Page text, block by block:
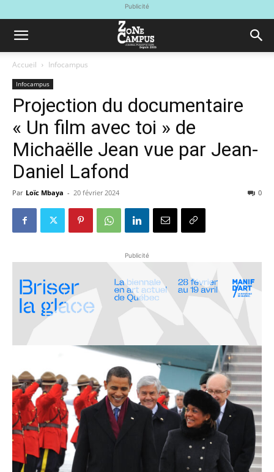
Publicité
Accueil Infocampus
Infocampus
Projection du documentaire
« Un film avec toi » de
Michaëlle Jean vue par Jean-
Daniel Lafond
Par Loïc Mbaya - 20 février 2024 0
Publicité